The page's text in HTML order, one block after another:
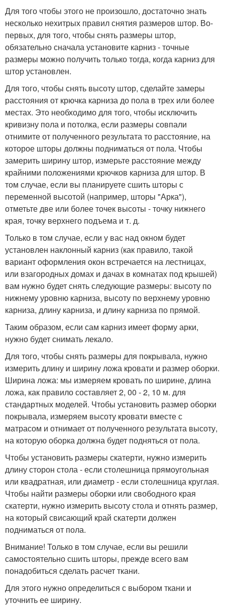
Для того чтобы этого не произошло, достаточно знать
несколько нехитрых правил снятия размеров штор. Во-
первых, для того, чтобы снять размеры штор,
обязательно сначала установите карниз - точные
размеры можно получить только тогда, когда карниз для
штор установлен.
Для того, чтобы снять высоту штор, сделайте замеры
расстояния от крючка карниза до пола в трех или более
местах. Это необходимо для того, чтобы исключить
кривизну пола и потолка, если размеры совпали
отнимите от полученного результата то расстояние, на
которое шторы должны подниматься от пола. Чтобы
замерить ширину штор, измерьте расстояние между
крайними положениями крючков карниза для штор. В
том случае, если вы планируете сшить шторы с
переменной высотой (например, шторы "Арка"),
отметьте две или более точек высоты - точку нижнего
края, точку верхнего подъема и т. д.
Только в том случае, если у вас над окном будет
установлен наклонный карниз (как правило, такой
вариант оформления окон встречается на лестницах,
или взагородных домах и дачах в комнатах под крышей)
вам нужно будет снять следующие размеры: высоту по
нижнему уровню карниза, высоту по верхнему уровню
карниза, длину карниза, и длину карниза по прямой.
Таким образом, если сам карниз имеет форму арки,
нужно будет снимать лекало.
Для того, чтобы снять размеры для покрывала, нужно
измерить длину и ширину ложа кровати и размер оборки.
Ширина ложа: мы измеряем кровать по ширине, длина
ложа, как правило составляет 2, 00 - 2, 10 м. для
стандартных моделей. Чтобы установить размер оборки
покрывала, измеряем высоту кровати вместе с
матрасом и отнимает от полученного результата высоту,
на которую оборка должна будет подняться от пола.
Чтобы установить размеры скатерти, нужно измерить
длину сторон стола - если столешница прямоугольная
или квадратная, или диаметр - если столешница круглая.
Чтобы найти размеры оборки или свободного края
скатерти, нужно измерить высоту стола и отнять размер,
на который свисающий край скатерти должен
подниматься от пола.
Внимание! Только в том случае, если вы решили
самостоятельно сшить шторы, прежде всего вам
понадобиться сделать расчет ткани.
Для этого нужно определиться с выбором ткани и
уточнить ее ширину.